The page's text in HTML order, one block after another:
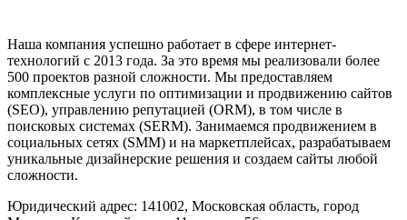
Наша компания успешно работает в сфере интернет-
технологий с 2013 года. За это время мы реализовали более
500 проектов разной сложности. Мы предоставляем
комплексные услуги по оптимизации и продвижению сайтов
(SEO), управлению репутацией (ORM), в том числе в
поисковых системах (SERM). Занимаемся продвижением в
социальных сетях (SMM) и на маркетплейсах, разрабатываем
уникальные дизайнерские решения и создаем сайты любой
сложности.
Юридический адрес: 141002, Московская область, город